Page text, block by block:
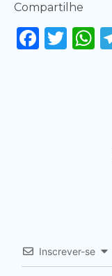
Compartilhe
Inscrever-se